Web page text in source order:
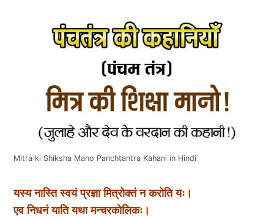
Mitra ki Shiksha Mano Panchtantra Kahani in Hindi
यस्य नास्ति स्वयं प्रज्ञा मित्रोक्तं न करोति यः।
एव निधनं याति यथा मन्चरकोलिकः।